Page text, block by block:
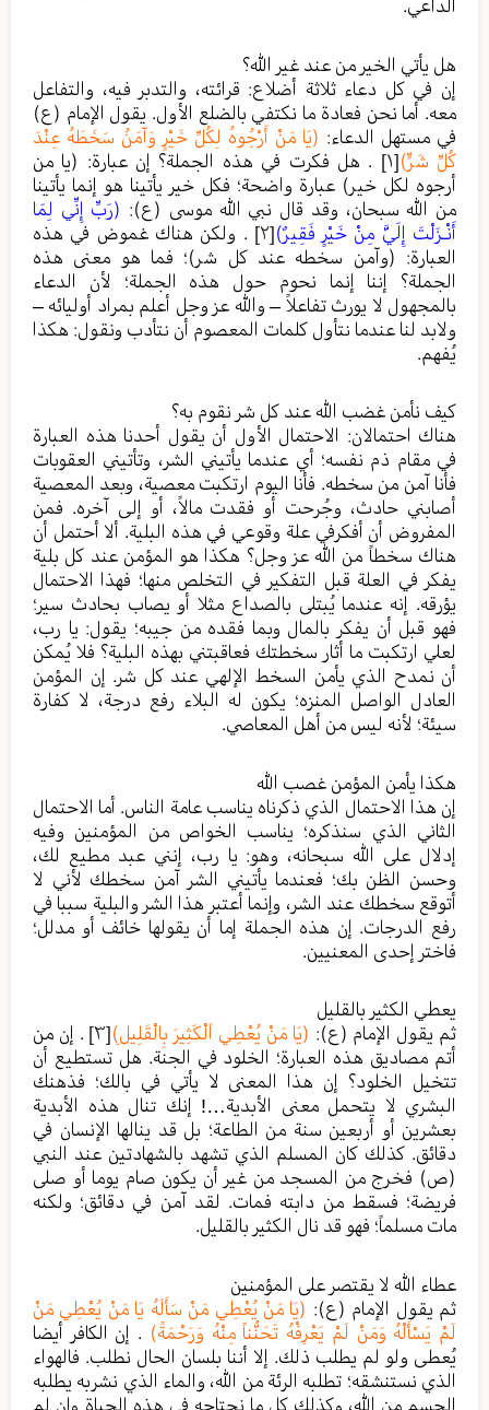
الداعي.
هل يأتي الخير من عند غير الله؟
إن في كل دعاء ثلاثة أضلاع: قرائته، والتدبر فيه، والتفاعل
معه. أما نحن فعادة ما نكتفي بالضلع الأول. يقول الإمام (ع)
في مستهل الدعاء: (يَا مَنْ أَرْجُوهُ لِكُلِّ خَيْرٍ وَآمَنُ سَخَطَهُ عِنْدَ
كُلِّ شَرٍّ)[١]
. هل فكرت في هذه الجملة؟ إن عبارة: (يا من
أرجوه لكل خير) عبارة واضحة؛ فكل خير يأتينا هو إنما يأتينا
من الله سبحان، وقد قال نبي الله موسى (ع): (رَبِّ إِنِّي لِمَا
أَنْـزَلْتَ إِلَيَّ مِنْ خَيْرٍ فَقِيرٌ)[٢]
. ولكن هناك غموض في هذه
العبارة: (وآمن سخطه عند كل شر)؛ فما هو معنى هذه
الجملة؟ إننا إنما نحوم حول هذه الجملة؛ لأن الدعاء
بالمجهول لا يورث تفاعلاً – والله عز وجل أعلم بمراد أوليائه –
ولابد لنا عندما نتأول كلمات المعصوم أن نتأدب ونقول: هكذا
يُفهم.
كيف نأمن غضب الله عند كل شر نقوم به؟
هناك احتمالان: الاحتمال الأول أن يقول أحدنا هذه العبارة
في مقام ذم نفسه؛ أي عندما يأتيني الشر، وتأتيني العقوبات
فأنا آمن من سخطه. فأنا اليوم ارتكبت معصية، وبعد المعصية
أصابني حادث، وجُرحت أو فقدت مالاً، أو إلى آخره. فمن
المفروض أن أفكرفي علة وقوعي في هذه البلية. ألا أحتمل أن
هناك سخطاً من الله عز وجل؟ هكذا هو المؤمن عند كل بلية
يفكر في العلة قبل التفكير في التخلص منها؛ فهذا الاحتمال
يؤرقه. إنه عندما يُبتلى بالصداع مثلا أو يصاب بحادث سير؛
فهو قبل أن يفكر بالمال وبما فقده من جيبه؛ يقول: يا رب،
لعلي ارتكبت ما أثار سخطتك فعاقبتني بهذه البلية؟ فلا يُمكن
أن نمدح الذي يأمن السخط الإلهي عند كل شر. إن المؤمن
العادل الواصل المنزه؛ يكون له البلاء رفع درجة، لا كفارة
سيئة؛ لأنه ليس من أهل المعاصي.
هكذا يأمن المؤمن غصب الله
إن هذا الاحتمال الذي ذكرناه يناسب عامة الناس. أما الاحتمال
الثاني الذي سنذكره؛ يناسب الخواص من المؤمنين وفيه
إدلال على الله سبحانه، وهو: يا رب، إنني عبد مطيع لك،
وحسن الظن بك؛ فعندما يأتيني الشر آمن سخطك لأني لا
أتوقع سخطك عند الشر، وإنما أعتبر هذا الشر والبلية سببا في
رفع الدرجات. إن هذه الجملة إما أن يقولها خائف أو مدلل؛
فاختر إحدى المعنيين.
يعطي الكثير بالقليل
ثم يقول الإمام (ع): (يَا مَنْ يُعْطِي اَلْكَثِيرَ بِالْقَلِيلِ)[٣]
. إن من
أتم مصاديق هذه العبارة؛ الخلود في الجنة. هل تستطيع أن
تتخيل الخلود؟ إن هذا المعنى لا يأتي في بالك؛ فذهنك
البشري لا يتحمل معنى الأبدية…! إنك تنال هذه الأبدية
بعشرين أو أربعين سنة من الطاعة؛ بل قد ينالها الإنسان في
دقائق. كذلك كان المسلم الذي تشهد بالشهادتين عند النبي
(ص) فخرج من المسجد من غير أن يكون صام يوما أو صلى
فريضة؛ فسقط من دابته فمات. لقد آمن في دقائق؛ ولكنه
مات مسلماً؛ فهو قد نال الكثير بالقليل.
عطاء الله لا يقتصر على المؤمنين
ثم يقول الإمام (ع): (يَا مَنْ يُعْطِي مَنْ سَأَلَهُ يَا مَنْ يُعْطِي مَنْ
لَمْ يَسْأَلْهُ وَمَنْ لَمْ يَعْرِفْهُ تَحَنُّناً مِنْهُ وَرَحْمَةً) . إن الكافر أيضا
يُعطى ولو لم يطلب ذلك. إلا أننا بلسان الحال نطلب. فالهواء
الذي نستنشقه؛ تطلبه الرئة من الله، والماء الذي نشربه يطلبه
الجسم من الله، وكذلك كل ما نحتاجه في هذه الحياة وإن لم